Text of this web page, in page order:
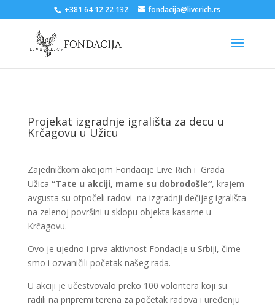
+381 64 12 22 132 fondacija@liverich.rs
Projekat izgradnje igrališta za decu u
Krčagovu u Užicu
Zajedničkom akcijom Fondacije Live Rich i Grada
Užica “Tate u akciji, mame su dobrodošle“, krajem
avgusta su otpočeli radovi na izgradnji dečijeg igrališta
na zelenoj površini u sklopu objekta kasarne u
Krčagovu.
Ovo je ujedno i prva aktivnost Fondacije u Srbiji, čime
smo i ozvaničili početak našeg rada.
U akciji je učestvovalo preko 100 volontera koji su
radili na pripremi terena za početak radova i uređenju